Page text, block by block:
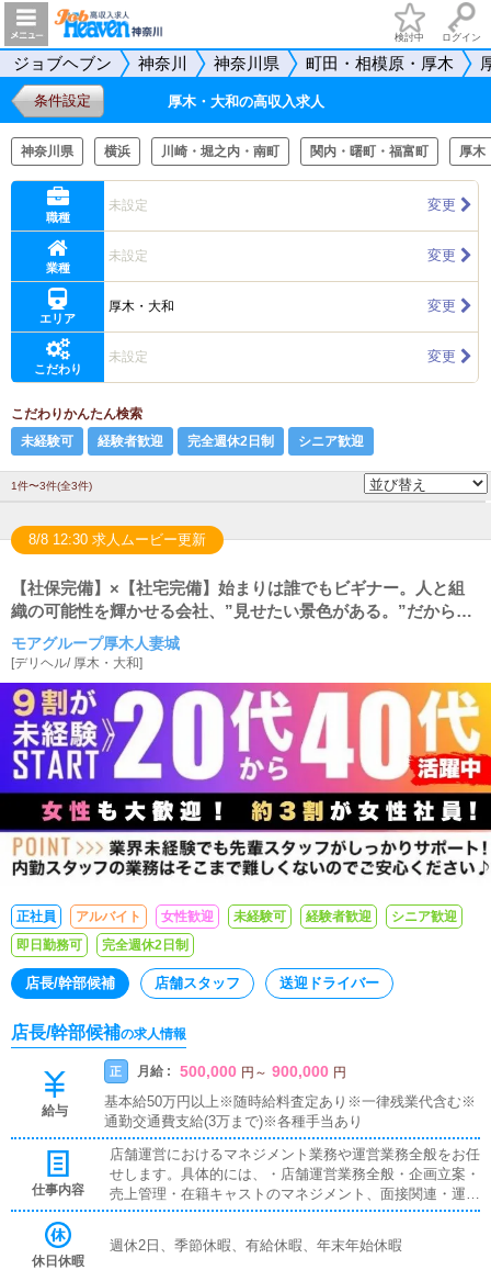
検討中 ログイン
ジョブヘブン 神奈川 神奈川県 町田・相模原・厚木
条件設定 厚木・大和の高収入求人
神奈川県 横浜 川崎・堀之内・南町 関内・曙町・福富町 厚木
職種
未設定 変更
業種
未設定 変更
エリア
厚木・大和 変更
こだわり
未設定 変更
こだわりかんたん検索
未経験可
経験者歓迎 完全週休2日制 シニア歓迎
1件〜3件(全3件)
8/8 12:30 求人ムービー更新
【社保完備】×【社宅完備】始まりは誰でもビギナー。人と組
織の可能性を輝かせる会社、”見せたい景色がある。”だから成
長できる。
モアグループ厚木人妻城
[デリヘル/ 厚木・大和]
正社員 アルバイト 女性歓迎 未経験可 経験者歓迎
シニア歓迎
即日勤務可
完全週休2日制
店長/幹部候補 店舗スタッフ 送迎ドライバー
店長/幹部候補の求人情報
給与
正 月給 : 500,000 円 ～ 900,000 円
基本給50万円以上※随時給料査定あり※一律残業代含む※
通勤交通費支給(3万まで)※各種手当あり
仕事内容
店舗運営におけるマネジメント業務や運営業務全般をお任
せします。具体的には、・店舗運営業務全般・企画立案・
売上管理・在籍キャストのマネジメント、面接関連・運営
スタッフ管理・店舗を作り上げるマネジメント業務 など
み、アイディアなどを反映し、お客様やコンパニオンさ
休日休暇
週休2日、季節休暇、有給休暇、年末年始休暇